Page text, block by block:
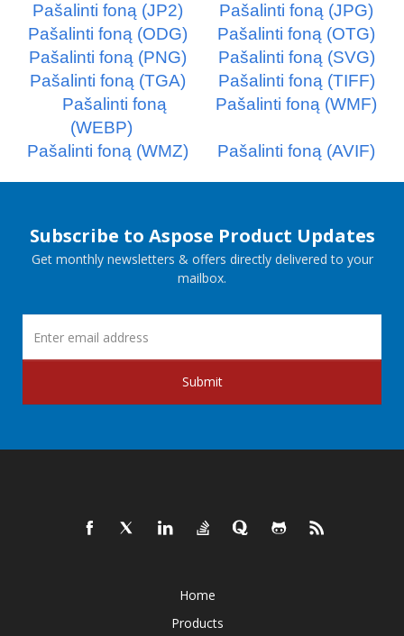
Pašalinti foną (JP2)
Pašalinti foną (JPG)
Pašalinti foną (ODG)
Pašalinti foną (OTG)
Pašalinti foną (PNG)
Pašalinti foną (SVG)
Pašalinti foną (TGA)
Pašalinti foną (TIFF)
Pašalinti foną
(WEBP)
Pašalinti foną (WMF)
Pašalinti foną (WMZ) Pašalinti foną (AVIF)
Subscribe to Aspose Product Updates
Get monthly newsletters & offers directly delivered to your
mailbox.
Submit
Home
Products